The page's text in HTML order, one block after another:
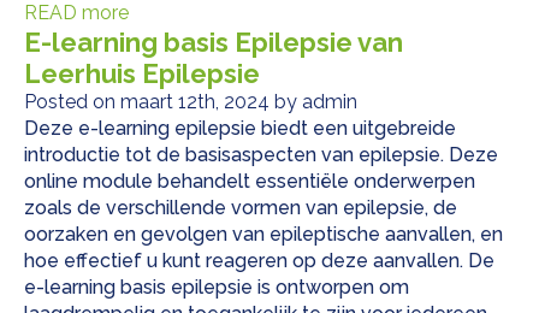
READ more
E-learning basis Epilepsie van
Leerhuis Epilepsie
Posted on maart 12th, 2024 by admin
Deze e-learning epilepsie biedt een uitgebreide
introductie tot de basisaspecten van epilepsie. Deze
online module behandelt essentiële onderwerpen
zoals de verschillende vormen van epilepsie, de
oorzaken en gevolgen van epileptische aanvallen, en
hoe effectief u kunt reageren op deze aanvallen. De
e-learning basis epilepsie is ontworpen om